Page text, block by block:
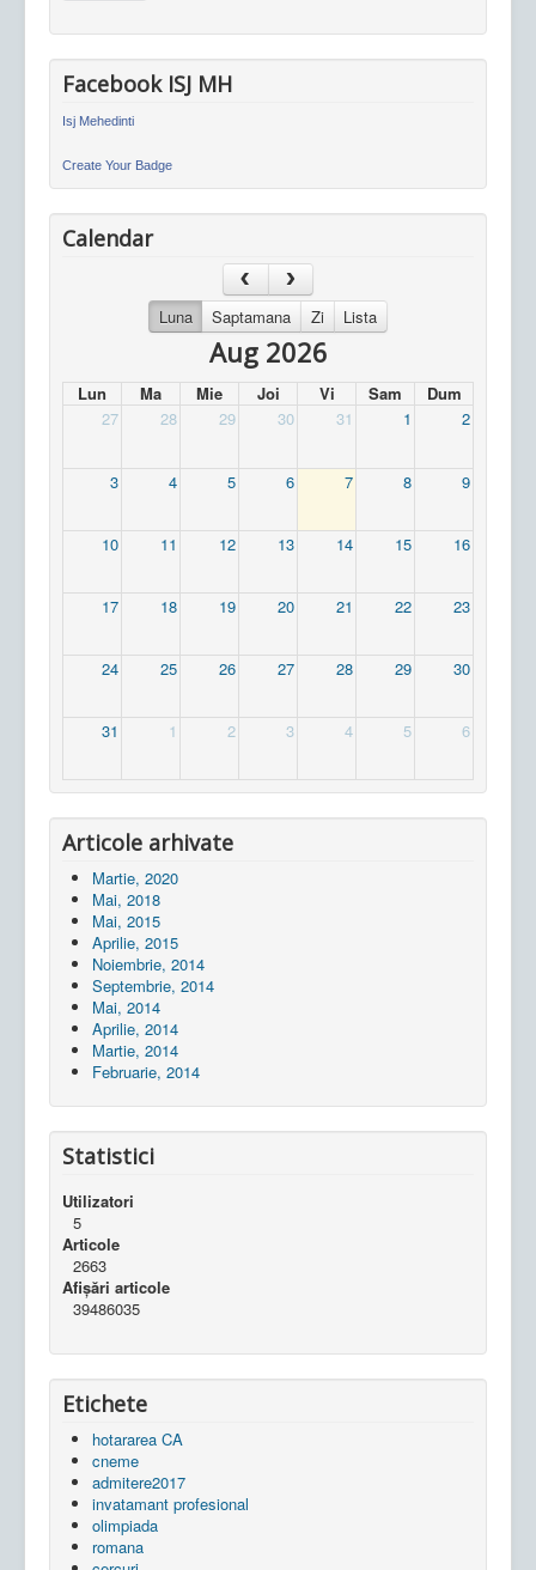
Facebook ISJ MH
Isj Mehedinti
Create Your Badge
Calendar
Luna Saptamana Zi Lista
Aug 2026
Lun Ma Mie Joi Vi Sam
Dum
27
28 29 30 31 1 2
3 4 5 6 7 8 9
10 11 12 13 14 15 16
17 18 19 20 21 22 23
24 25 26 27 28 29 30
31 1 2 3 4 5 6
Articole arhivate
Martie, 2020
Mai, 2018
Mai, 2015
Aprilie, 2015
Noiembrie, 2014
Septembrie, 2014
Mai, 2014
Aprilie, 2014
Martie, 2014
Februarie, 2014
Statistici
Utilizatori
5
Articole
2663
Afișări articole
39486035
Etichete
hotararea CA
cneme
admitere2017
invatamant profesional
olimpiada
romana